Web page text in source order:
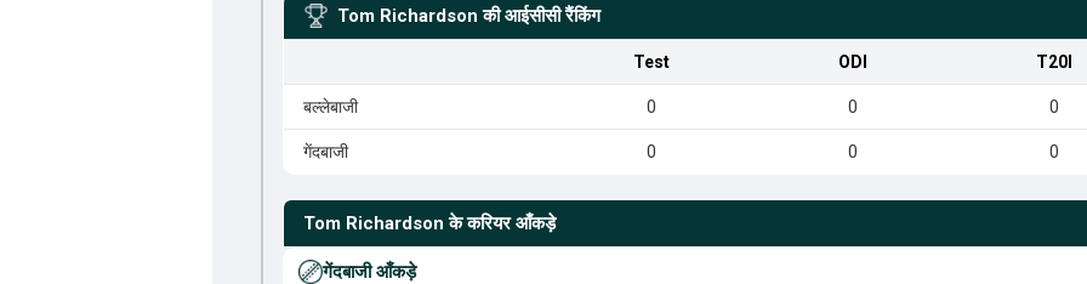
Tom Richardson की आईसीसी रैंकिंग
Test ODI T20I
बल्लेबाजी 0 0 0
गेंदबाजी 0 0 0
Tom Richardson के करियर आँकड़े
गेंदबाजी आँकड़े